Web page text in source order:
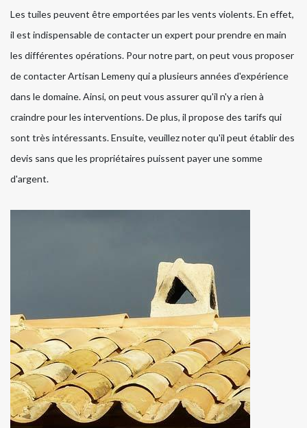
Les tuiles peuvent être emportées par les vents violents. En effet,
il est indispensable de contacter un expert pour prendre en main
les différentes opérations. Pour notre part, on peut vous proposer
de contacter Artisan Lemeny qui a plusieurs années d'expérience
dans le domaine. Ainsi, on peut vous assurer qu'il n'y a rien à
craindre pour les interventions. De plus, il propose des tarifs qui
sont très intéressants. Ensuite, veuillez noter qu'il peut établir des
devis sans que les propriétaires puissent payer une somme
d'argent.